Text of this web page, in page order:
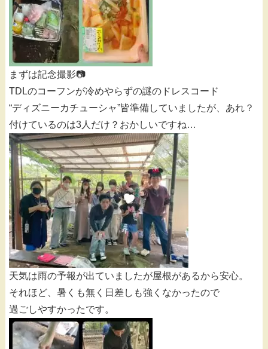
まずは記念撮影📷
TDLのコーフンが冷めやらずの謎のドレスコード
“ディズニーカチューシャ”皆準備していましたが、あれ？
付けているのは3人だけ？おかしいですね…
天気は雨の予報が出ていましたが屋根があるから安心。
それほど、暑くも無く日差しも強くなかったので
過ごしやすかったです。